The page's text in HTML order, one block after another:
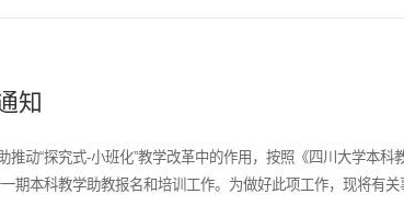
知
动“探究式-小班化”教学改革中的作用，按照《四川大学本
期本科教学助教报名和培训工作。为做好此项工作，现将有